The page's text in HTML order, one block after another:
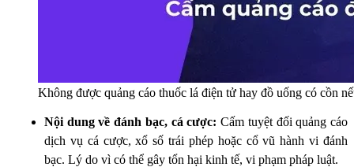
Không được quảng cáo thuốc lá điện tử hay đồ uống có cồn
Nội dung về đánh bạc, cá cược:Cấm tuyệt đối quảng cáo
dịch vụ cá cược, xổ số trái phép hoặc cổ vũ hành vi đánh
bạc. Lý do vì có thể gây tổn hại kinh tế, vi phạm pháp luật.